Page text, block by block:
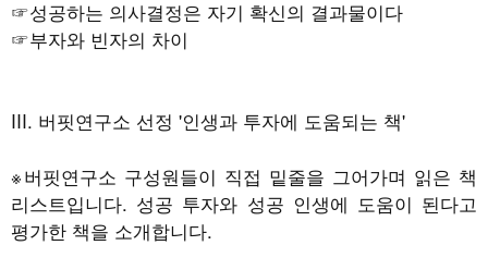
☞성공하는 의사결정은 자기 확신의 결과물이다
☞부자와 빈자의 차이
III. 버핏연구소 선정 '인생과 투자에 도움되는 책'
※버핏연구소 구성원들이 직접 밑줄을 그어가며 읽은 책
리스트입니다. 성공 투자와 성공 인생에 도움이 된다고
평가한 책을 소개합니다.